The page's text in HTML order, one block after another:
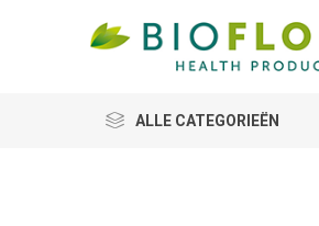
ALLE CATEGORIEËN